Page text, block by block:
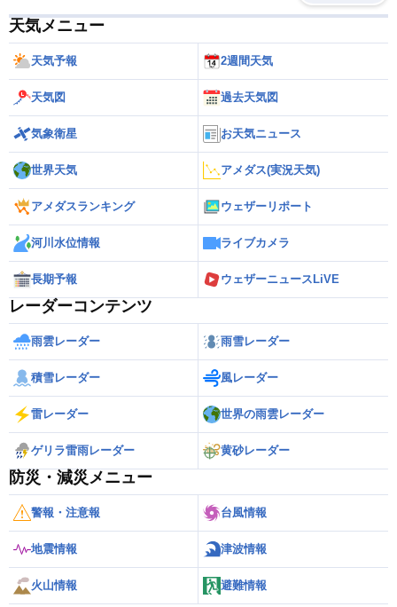
天気メニュー
天気予報 2週間天気
天気図 過去天気図
気象衛星 お天気ニュース
世界天気 アメダス(実況天気)
アメダスランキング ウェザーリポート
河川水位情報 ライブカメラ
長期予報 ウェザーニュースLiVE
レーダーコンテンツ
雨雲レーダー 雨雪レーダー
積雪レーダー 風レーダー
雷レーダー 世界の雨雲レーダー
ゲリラ雷雨レーダー 黄砂レーダー
防災・減災メニュー
警報・注意報 台風情報
地震情報 津波情報
火山情報 避難情報